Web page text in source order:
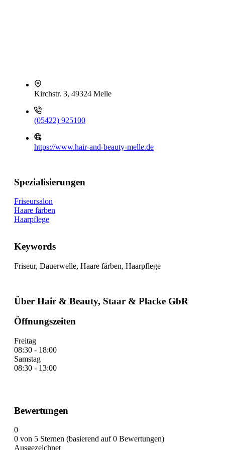
Kirchstr. 3, 49324 Melle
(05422) 925100
https://www.hair-and-beauty-melle.de
Spezialisierungen
Friseursalon
Haare färben
Haarpflege
Keywords
Friseur, Dauerwelle, Haare färben, Haarpflege
Über Hair & Beauty, Staar & Placke GbR
Öffnungszeiten
Freitag
08:30 - 18:00
Samstag
08:30 - 13:00
Bewertungen
0
0 von 5 Sternen (basierend auf 0 Bewertungen)
Ausgezeichnet